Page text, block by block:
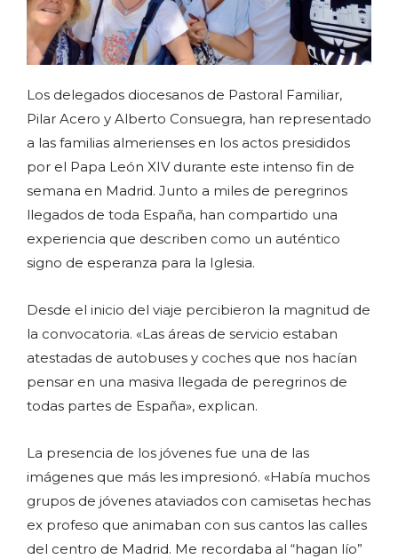
Los delegados diocesanos de Pastoral Familiar,
Pilar Acero y Alberto Consuegra, han representado
a las familias almerienses en los actos presididos
por el Papa León XIV durante este intenso fin de
semana en Madrid. Junto a miles de peregrinos
llegados de toda España, han compartido una
experiencia que describen como un auténtico
signo de esperanza para la Iglesia.
Desde el inicio del viaje percibieron la magnitud de
la convocatoria. «Las áreas de servicio estaban
atestadas de autobuses y coches que nos hacían
pensar en una masiva llegada de peregrinos de
todas partes de España», explican.
La presencia de los jóvenes fue una de las
imágenes que más les impresionó. «Había muchos
grupos de jóvenes ataviados con camisetas hechas
ex profeso que animaban con sus cantos las calles
del centro de Madrid. Me recordaba al “hagan lío”